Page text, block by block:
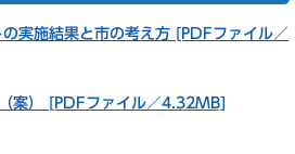
実施結果と市の考え方 [PDFファイル／
案） [PDFファイル／4.32MB]